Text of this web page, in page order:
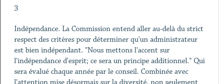
3
Indépendance. La Commission entend aller au-delà du strict
respect des critères pour déterminer qu'un administrateur
est bien indépendant. "Nous mettons l'accent sur
l'indépendance d'esprit; ce sera un principe additionnel." Qui
sera évalué chaque année par le conseil. Combinée avec